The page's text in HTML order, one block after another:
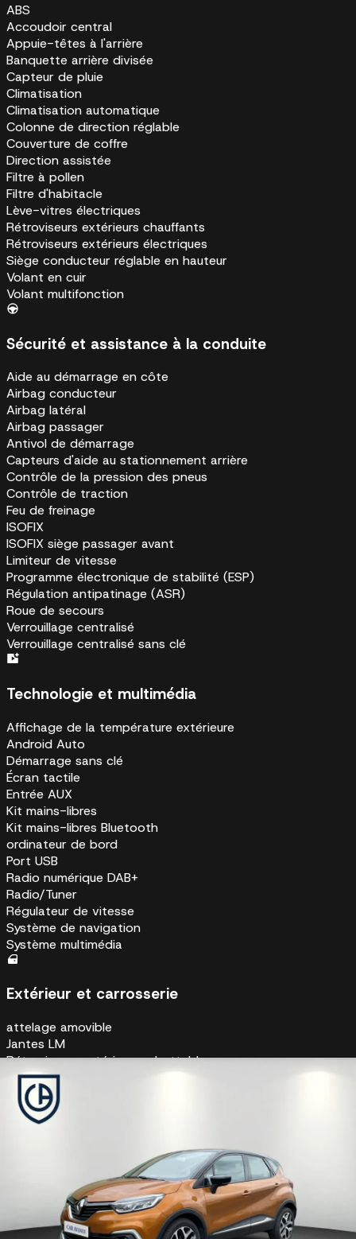
ABS
Accoudoir central
Appuie-têtes à l'arrière
Banquette arrière divisée
Capteur de pluie
Climatisation
Climatisation automatique
Colonne de direction réglable
Couverture de coffre
Direction assistée
Filtre à pollen
Filtre d'habitacle
Lève-vitres électriques
Rétroviseurs extérieurs chauffants
Rétroviseurs extérieurs électriques
Siège conducteur réglable en hauteur
Volant en cuir
Volant multifonction
Sécurité et assistance à la conduite
Aide au démarrage en côte
Airbag conducteur
Airbag latéral
Airbag passager
Antivol de démarrage
Capteurs d'aide au stationnement arrière
Contrôle de la pression des pneus
Contrôle de traction
Feu de freinage
ISOFIX
ISOFIX siège passager avant
Limiteur de vitesse
Programme électronique de stabilité (ESP)
Régulation antipatinage (ASR)
Roue de secours
Verrouillage centralisé
Verrouillage centralisé sans clé
Technologie et multimédia
Affichage de la température extérieure
Android Auto
Démarrage sans clé
Écran tactile
Entrée AUX
Kit mains-libres
Kit mains-libres Bluetooth
ordinateur de bord
Port USB
Radio numérique DAB+
Radio/Tuner
Régulateur de vitesse
Système de navigation
Système multimédia
Extérieur et carrosserie
attelage amovible
Jantes LM
Rétroviseurs extérieurs rabattables
Mécanique et performance
Système Start-Stop automatique
Éclairage